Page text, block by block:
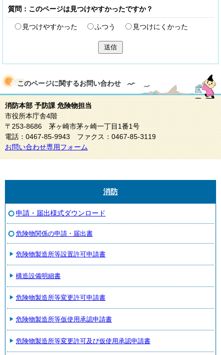
質問：このページは見つけやすかったですか？
見つけやすかった ふつう 見つけにくかった
送信
このページに関するお問い合わせ
消防本部 予防課 危険物担当
市役所本庁舎4階
〒253-8686 茅ヶ崎市茅ヶ崎一丁目1番1号
電話：0467-85-9943 ファクス：0467-85-3119
お問い合わせ専用フォーム
消防
申請・届出様式ダウンロード
危険物関係の申請・届出書
危険物製造所等設置許可申請書
構造設備明細書
危険物製造所等変更許可申請書
危険物製造所等仮使用承認申請書
危険物製造所等変更許可及び仮使用承認申請書